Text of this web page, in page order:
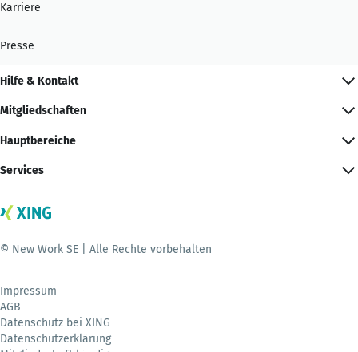
Karriere
Presse
Hilfe & Kontakt
Mitgliedschaften
Hauptbereiche
Services
© New Work SE | Alle Rechte vorbehalten
Impressum
AGB
Datenschutz bei XING
Datenschutzerklärung